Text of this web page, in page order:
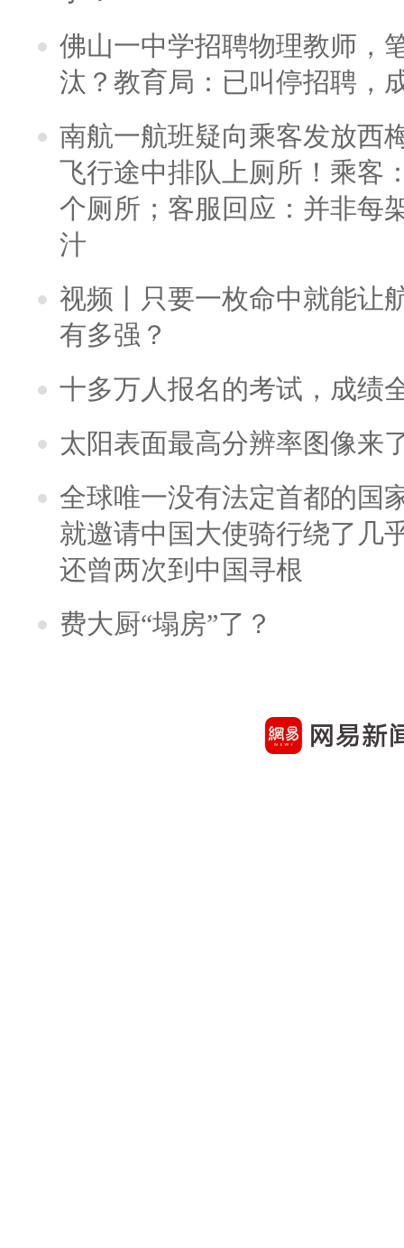
佛山一中学招聘物理教师，
汰？教育局：已叫停招聘，
南航一航班疑向乘客发放西
飞行途中排队上厕所！乘客
个厕所；客服回应：并非每
汁
视频丨只要一枚命中就能让
有多强？
十多万人报名的考试，成绩
太阳表面最高分辨率图像来
全球唯一没有法定首都的国
就邀请中国大使骑行绕了几
还曾两次到中国寻根
费大厨“塌房”了？